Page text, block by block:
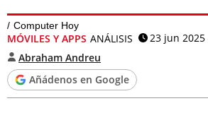
Computer Hoy
MÓVILES Y APPS ANÁLISIS
23 jun 2025
Abraham Andreu
Añádenos en Google